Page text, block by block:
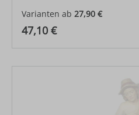
Varianten ab 27,90 €
Regulärer Preis:
47,10 €